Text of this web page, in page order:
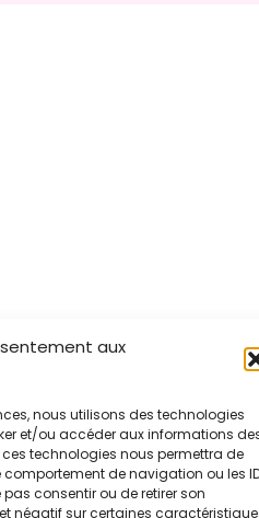
aux
nous utilisons des technologies
et/ou accéder aux informations
technologies nous permettra de
comportement de navigation ou les
consentir ou de retirer son
négatif sur certaines